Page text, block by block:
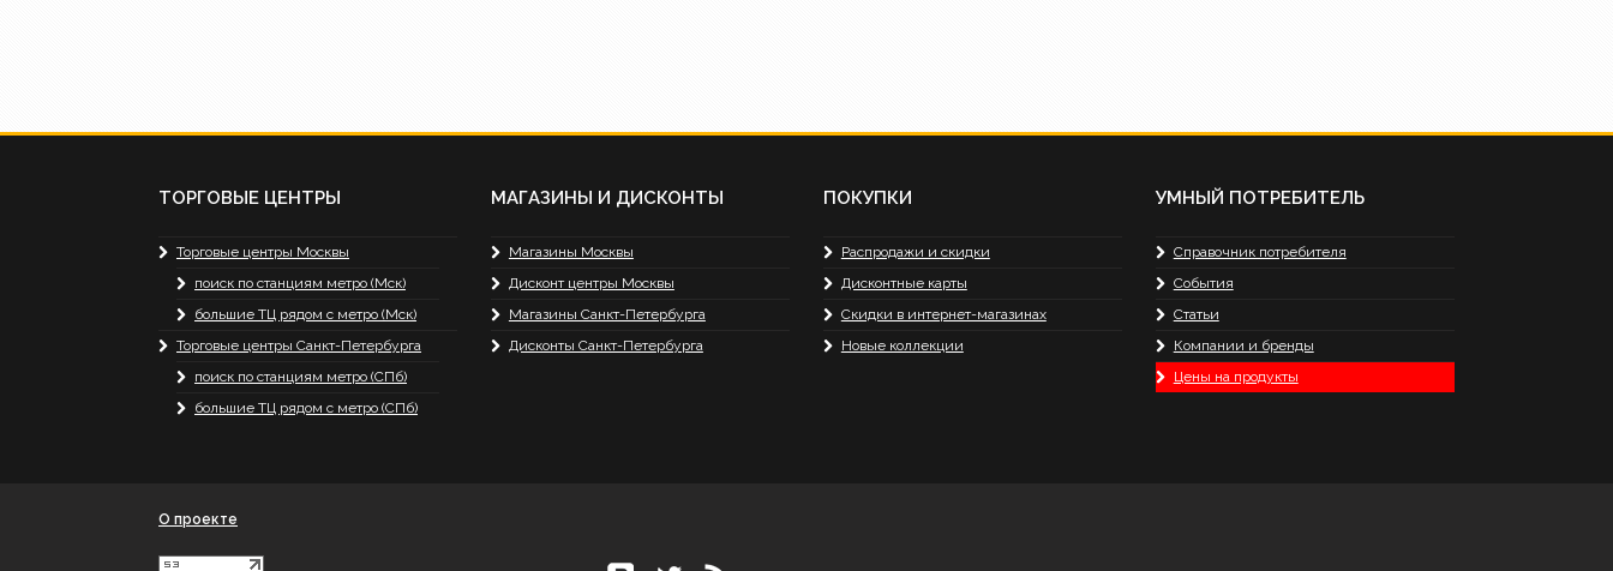
ТОРГОВЫЕ ЦЕНТРЫ
Торговые центры Москвы
поиск по станциям метро (Мск)
большие ТЦ рядом с метро (Мск)
Торговые центры Санкт-Петербурга
поиск по станциям метро (СПб)
большие ТЦ рядом с метро (СПб)
МАГАЗИНЫ И ДИСКОНТЫ
Магазины Москвы
Дисконт центры Москвы
Магазины Санкт-Петербурга
Дисконты Санкт-Петербурга
ПОКУПКИ
Распродажи и скидки
Дисконтные карты
Скидки в интернет-магазинах
Новые коллекции
УМНЫЙ ПОТРЕБИТЕЛЬ
Справочник потребителя
События
Статьи
Компании и бренды
Цены на продукты
О проекте